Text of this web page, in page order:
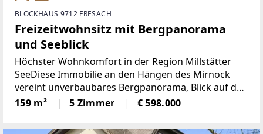
BLOCKHAUS 9712 FRESACH
Freizeitwohnsitz mit Bergpanorama
und Seeblick
Höchster Wohnkomfort in der Region Millstätter
SeeDiese Immobilie an den Hängen des Mirnock
vereint unverbaubares Bergpanorama, Blick auf den
Millstätter See, absolute Ruhelage auf 1.100 m
Seehöhe mit der Wohnqualität einer Top-
159 m² 5 Zimmer € 598.000